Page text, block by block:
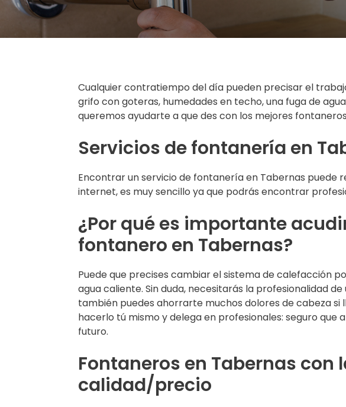
Cualquier contratiempo del día pueden precisar el
grifo con goteras, humedades en techo, una fuga de
queremos ayudarte a que des con los mejores
Servicios de fontanería en
Encontrar un servicio de fontanería en Tabernas puede
internet, es muy sencillo ya que podrás encontrar
¿Por qué es importante
fontanero en Tabernas?
Puede que precises cambiar el sistema de calefacción
agua caliente. Sin duda, necesitarás la profesionalidad
también puedes ahorrarte muchos dolores de cabeza si
hacerlo tú mismo y delega en profesionales: seguro que
futuro.
Fontaneros en Tabernas con
calidad/precio